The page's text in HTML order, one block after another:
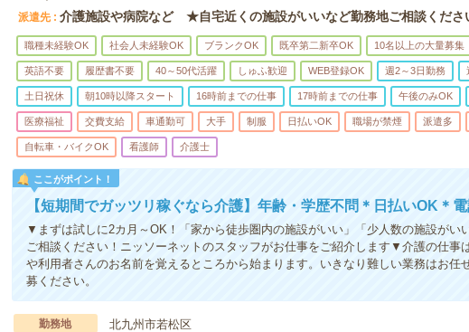
派遣先 介護施設や病院など ★自宅近くの施設がいいなど勤務地ご相談くださ
職種未経験OK 社会人未経験OK ブランクOK 既卒第二新卒OK 10名以上の大量募集
英語不要 履歴書不要 40～50代活躍 しゅふ歓迎 WEB登録OK 週2～3日勤務
土日祝休 朝10時以降スタート 16時前までの仕事 17時前までの仕事 午後のみOK
医療福祉 交費支給 車通勤可 大手 制服 日払いOK 職場が禁煙 派遣多
自転車・バイクOK 看護師 介護士
ここがポイント！
【短期間でガッツリ稼ぐなら介護】年齢・学歴不問＊日払いOK＊
▼まずは試しに2カ月～OK！「家から徒歩圏内の施設がいい」「少人数の施設がい
ご相談ください！ニッソーネットのスタッフがお仕事をご紹介します▼介護の仕事
や利用者さんのお名前を覚えるところから始まります。いきなり難しい業務はお任
募ください。
勤務地
北九州市若松区